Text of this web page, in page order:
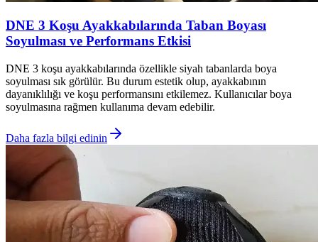
DNE 3 Koşu Ayakkabılarında Taban Boyası
Soyulması ve Performans Etkisi
DNE 3 koşu ayakkabılarında özellikle siyah tabanlarda boya
soyulması sık görülür. Bu durum estetik olup, ayakkabının
dayanıklılığı ve koşu performansını etkilemez. Kullanıcılar boya
soyulmasına rağmen kullanıma devam edebilir.
Daha fazla bilgi edinin